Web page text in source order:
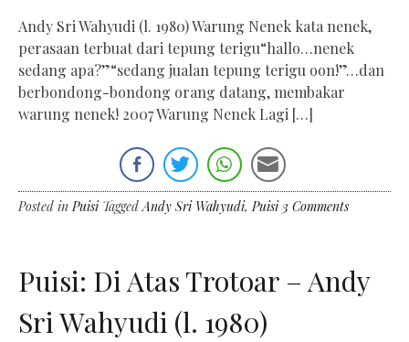
Andy Sri Wahyudi (l. 1980) Warung Nenek kata nenek,
perasaan terbuat dari tepung terigu“hallo…nenek
sedang apa?”“sedang jualan tepung terigu oon!”…dan
berbondong-bondong orang datang, membakar
warung nenek! 2007 Warung Nenek Lagi […]
Posted inPuisi TaggedAndy Sri Wahyudi,Puisi 3 Comments
Puisi: Di Atas Trotoar – Andy
Sri Wahyudi (l. 1980)